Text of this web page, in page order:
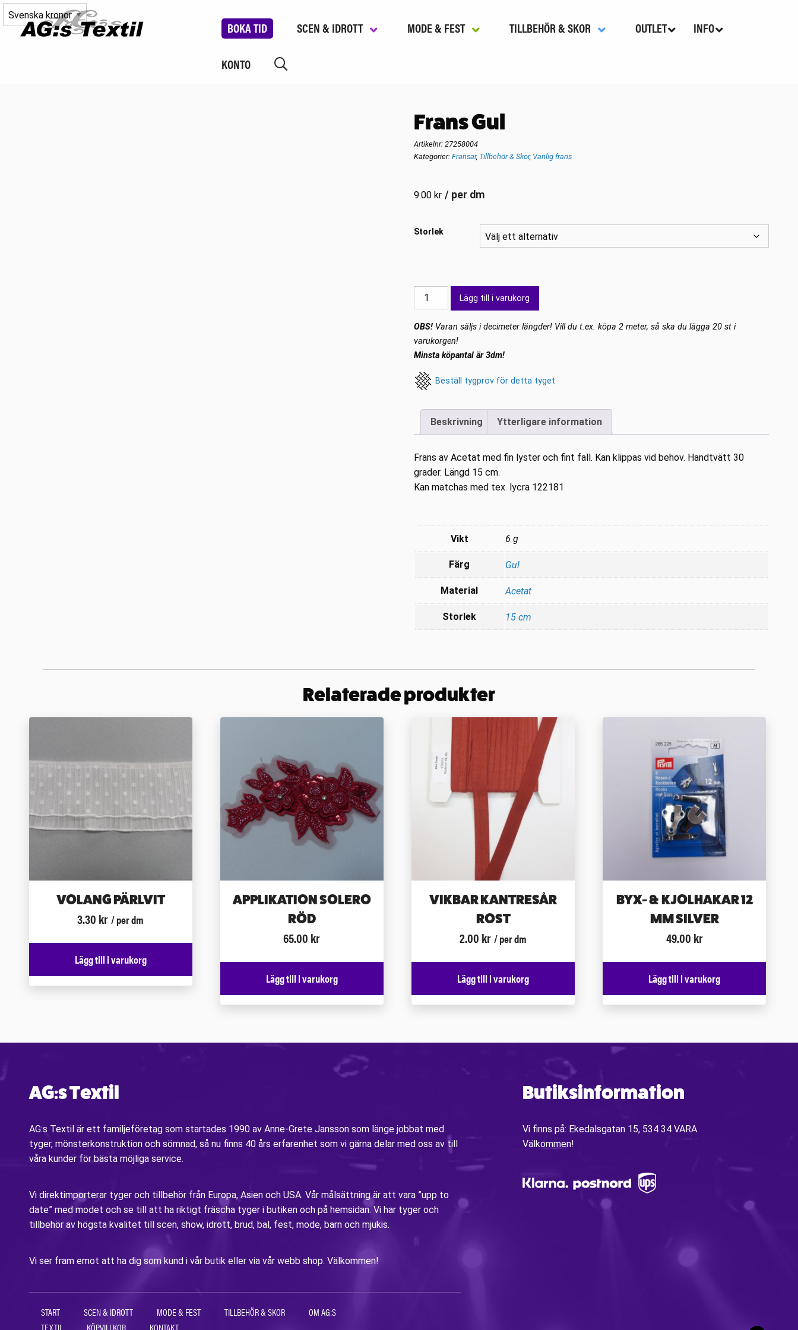
BOKA TID SCEN & IDROTT MODE & FEST TILLBEHÖR & SKOR OUTLET INFO
KONTO
Frans Gul
Artikelnr: 27258004
Kategorier: Fransar, Tillbehör & Skor, Vanlig frans
9.00 kr / per dm
Storlek
Frans
Gul
mängd
Lägg till i varukorg
OBS!Varan säljs i decimeter längder! Vill du t.ex. köpa 2 meter, så ska du lägga 20 st i
varukorgen!
Minsta köpantal är 3dm!
Beställ tygprov för detta tyget
Beskrivning Ytterligare information
Frans av Acetat med fin lyster och fint fall. Kan klippas vid behov. Handtvätt 30
grader. Längd 15 cm.
Kan matchas med tex. lycra 122181
Vikt 6 g
Färg Gul
Material Acetat
Storlek 15 cm
Relaterade produkter
VOLANG PÄRLVIT
3.30 kr / per dm
Lägg till i varukorg
APPLIKATION SOLERO
RÖD
65.00 kr
Lägg till i varukorg
VIKBAR KANTRESÅR
ROST
2.00 kr / per dm
Lägg till i varukorg
BYX- & KJOLHAKAR 12
MM SILVER
49.00 kr
Lägg till i varukorg
AG:s Textil
AG:s Textil är ett familjeföretag som startades 1990 av Anne-Grete Jansson som länge jobbat med
tyger, mönsterkonstruktion och sömnad, så nu finns 40 års erfarenhet som vi gärna delar med oss av till
våra kunder för bästa möjliga service.
Vi direktimporterar tyger och tillbehör från Europa, Asien och USA. Vår målsättning är att vara ”upp to
date” med modet och se till att ha riktigt fräscha tyger i butiken och på hemsidan. Vi har tyger och
tillbehör av högsta kvalitet till scen, show, idrott, brud, bal, fest, mode, barn och mjukis.
Vi ser fram emot att ha dig som kund i vår butik eller via vår webb shop. Välkommen!
START SCEN & IDROTT MODE & FEST TILLBEHÖR & SKOR
OM AG:S
Butiksinformation
Vi finns på: Ekedalsgatan 15, 534 34 VARA
Välkommen!